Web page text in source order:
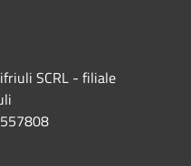
SCRL - filiale